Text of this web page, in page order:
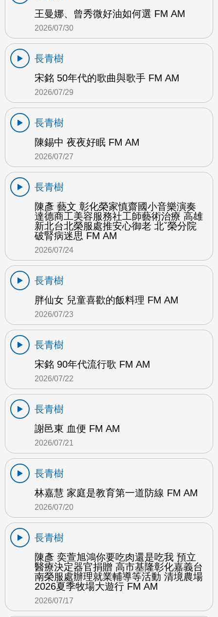
王曼娜、曾秀微好油如何選 FM AM
2026/07/30
長青樹
宋銘 50年代的歌曲與歌手 FM AM
2026/07/29
長青樹
陳錫中 夜夜好眠 FM AM
2026/07/27
長青樹
陳彥 藝文 彰化榮家慎齋國小音樂演奏
達德商工美容服務社工師藝術治療 高雄
新北台北榮服處推安心御老 北ˇ榮分院
破腎病迷思 FM AM
2026/07/24
長青樹
胖仙女 兒童喜歡的飯料理 FM AM
2026/07/23
長青樹
宋銘 90年代流行歌 FM AM
2026/07/22
長青樹
謝邑東 血便 FM AM
2026/07/21
長青樹
林嘉慧 家庭是教育第一道防線 FM AM
2026/07/20
長青樹
陳彥 奕萱旭鴻你要吃肉還是吃我 預立
醫療決定器官捐贈 高市基隆彰化嘉義台
南榮服處辦理就業輔導等活動 清境農場
2026夏季牧場大遊行 FM AM
2026/07/17